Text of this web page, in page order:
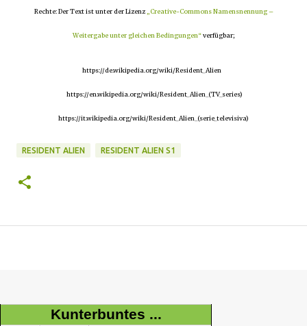
Rechte: Der Text ist unter der Lizenz „Creative-Commons Namensnennung –
Weitergabe unter gleichen Bedingungen“verfügbar;
https://de.wikipedia.org/wiki/Resident_Alien
https://en.wikipedia.org/wiki/Resident_Alien_(TV_series)
https://it.wikipedia.org/wiki/Resident_Alien_(serie_televisiva)
RESIDENT ALIEN RESIDENT ALIEN S1
Kunterbuntes ...